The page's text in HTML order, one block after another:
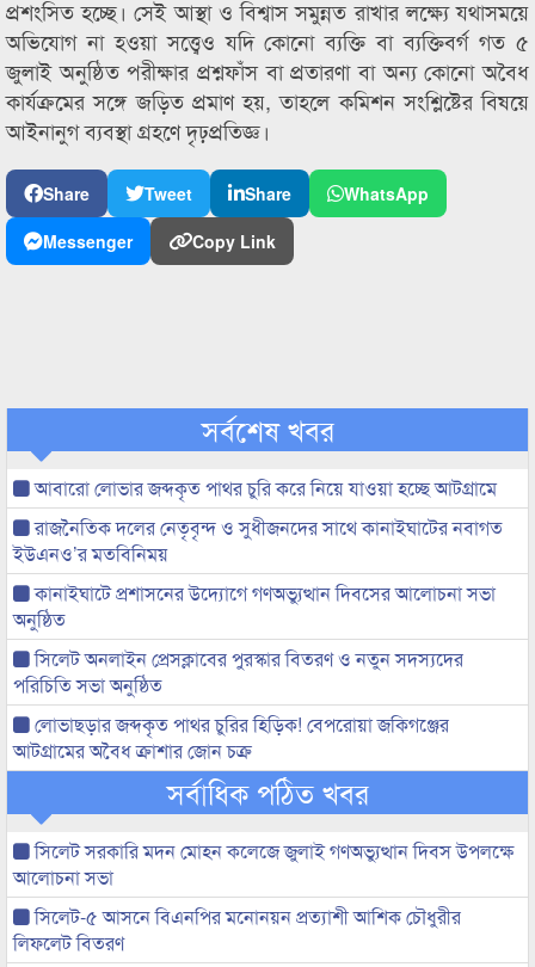
প্রশংসিত হচ্ছে। সেই আস্থা ও বিশ্বাস সমুন্নত রাখার লক্ষ্যে যথাসময়ে
অভিযোগ না হওয়া সত্ত্বেও যদি কোনো ব্যক্তি বা ব্যক্তিবর্গ গত ৫
জুলাই অনুষ্ঠিত পরীক্ষার প্রশ্নফাঁস বা প্রতারণা বা অন্য কোনো অবৈধ
কার্যক্রমের সঙ্গে জড়িত প্রমাণ হয়, তাহলে কমিশন সংশ্লিষ্টের বিষয়ে
আইনানুগ ব্যবস্থা গ্রহণে দৃঢ়প্রতিজ্ঞ।
Share Tweet Share
WhatsApp
Messenger
Copy Link
সর্বশেষ খবর
আবারো লোভার জব্দকৃত পাথর চুরি করে নিয়ে যাওয়া হচ্ছে আটগ্রামে
রাজনৈতিক দলের নেতৃবৃন্দ ও সুধীজনদের সাথে কানাইঘাটের নবাগত
ইউএনও’র মতবিনিময়
কানাইঘাটে প্রশাসনের উদ্যোগে গণঅভ্যুত্থান দিবসের আলোচনা সভা
অনুষ্ঠিত
সিলেট অনলাইন প্রেসক্লাবের পুরস্কার বিতরণ ও নতুন সদস্যদের
পরিচিতি সভা অনুষ্ঠিত
লোভাছড়ার জব্দকৃত পাথর চুরির হিড়িক! বেপরোয়া জকিগঞ্জের
আটগ্রামের অবৈধ ক্রাশার জোন চক্র
সর্বাধিক পঠিত খবর
সিলেট সরকারি মদন মোহন কলেজে জুলাই গণঅভ্যুত্থান দিবস উপলক্ষে
আলোচনা সভা
সিলেট-৫ আসনে বিএনপির মনোনয়ন প্রত্যাশী আশিক চৌধুরীর
লিফলেট বিতরণ